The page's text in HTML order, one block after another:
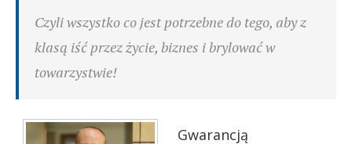
Czyli wszystko co jest potrzebne do tego, aby z
klasą iść przez życie, biznes i brylować w
towarzystwie!
Gwarancją